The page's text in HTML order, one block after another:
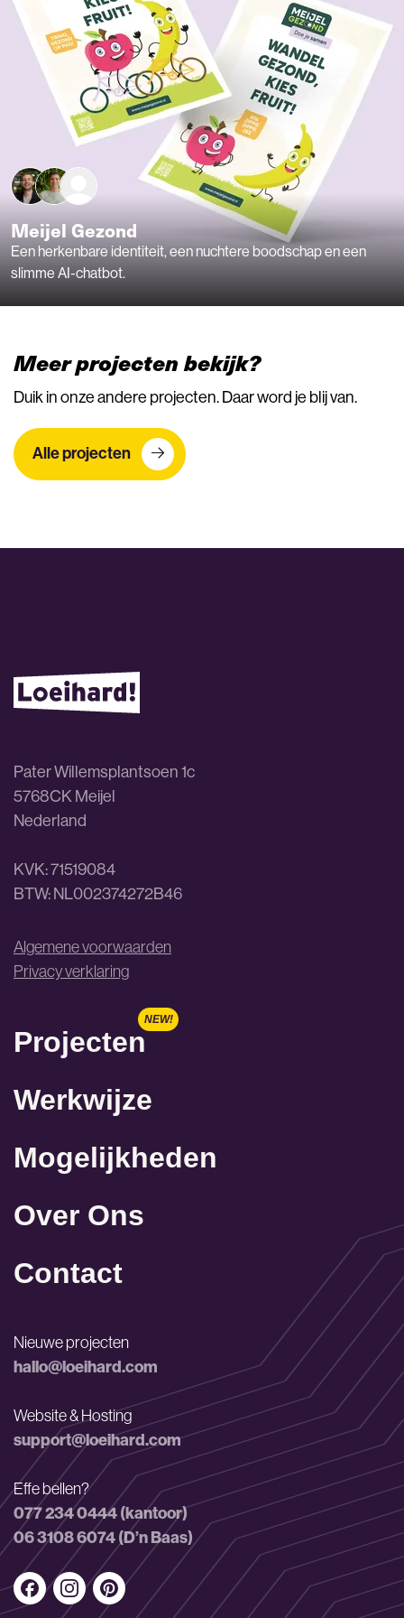
Meer projecten bekijk?
Duik in onze andere projecten. Daar word je blij van.
Alle projecten
een
Textilia & Schoenvisie
een AI-gedreven automatisering die PDF’s
naar perfect gestylede blogposts
Pater Willemsplantsoen 1c
5768CK Meijel
Nederland
KVK: 71519084
BTW: NL002374272B46
Algemene voorwaarden
Privacy verklaring
Projecten
Werkwijze
Mogelijkheden
Over Ons
Contact
Nieuwe projecten
hallo@loeihard.com
Website & Hosting
support@loeihard.com
Effe bellen?
077 234 0444 (kantoor)
06 3108 6074 (D’n Baas)